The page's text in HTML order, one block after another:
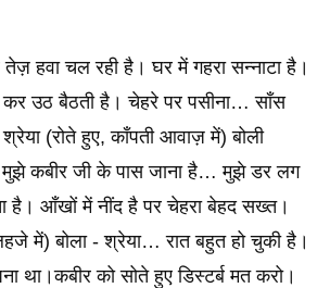
हवा चल रही है। घर में गहरा सन्नाटा है।
उठ बैठती है। चेहरे पर पसीना… साँस
(रोते हुए, काँपती आवाज़ में) बोली
कबीर जी के पास जाना है… मुझे डर लग
है। आँखों में नींद है पर चेहरा बेहद सख्त।
में) बोला - श्रेया… रात बहुत हो चुकी है।
था।कबीर को सोते हुए डिस्टर्ब मत करो।